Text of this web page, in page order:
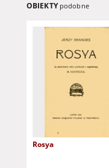
OBIEKTY podobne
Rosya